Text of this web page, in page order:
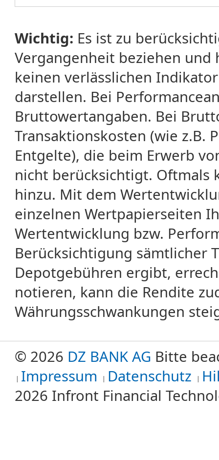
Wichtig: Es ist zu
Vergangenheit beziehen
keinen verlässlichen
darstellen. Bei
Bruttowertangaben. Bei
Transaktionskosten (wie z.B.
Entgelte), die beim Erwerb
nicht berücksichtigt. Oftmals
hinzu. Mit dem
einzelnen Wertpapierseiten
Wertentwicklung bzw.
Berücksichtigung sämtlicher
Depotgebühren ergibt,
notieren, kann die Rendite
Währungsschwankungen
© 2026 DZ BANK AG Bitte
Impressum
Datenschutz
2026 Infront Financial